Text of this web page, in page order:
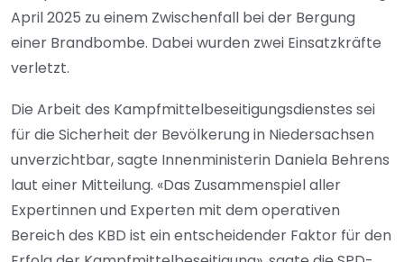
April 2025 zu einem Zwischenfall bei der Bergung
einer Brandbombe. Dabei wurden zwei Einsatzkräfte
verletzt.
Die Arbeit des Kampfmittelbeseitigungsdienstes sei
für die Sicherheit der Bevölkerung in Niedersachsen
unverzichtbar, sagte Innenministerin Daniela Behrens
laut einer Mitteilung. «Das Zusammenspiel aller
Expertinnen und Experten mit dem operativen
Bereich des KBD ist ein entscheidender Faktor für den